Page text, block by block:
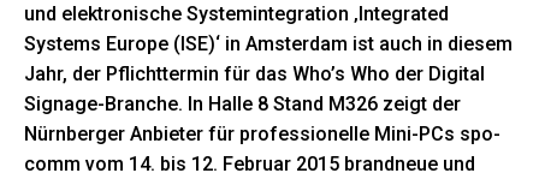
und elektronische Systemintegration ‚Integrated
Systems Europe (ISE)‘ in Amsterdam ist auch in diesem
Jahr, der Pflichttermin für das Who’s Who der Digital
Signage-Branche. In Halle 8 Stand M326 zeigt der
Nürnberger Anbieter für professionelle Mini-PCs spo-
comm vom 14. bis 12. Februar 2015 brandneue und